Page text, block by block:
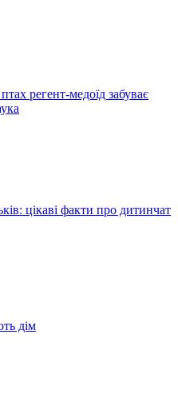
регент-медоїд забуває
цікаві факти про дитинчат
дім